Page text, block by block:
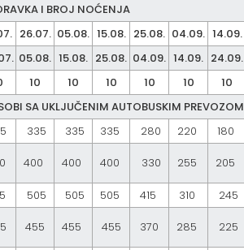
I BROJ NOĆENJA
26.07. 05.08. 15.08. 25.08. 04.09. 14.09.
05.08. 15.08. 25.08. 04.09. 14.09. 24.09.
10 10 10 10 10 10
SA UKLJUČENIM AUTOBUSKIM PREVOZOM
335 335 335 280 220 180
400 400 400 330 255 205
505 505 505 415 310 245
455 455 455 370 285 225